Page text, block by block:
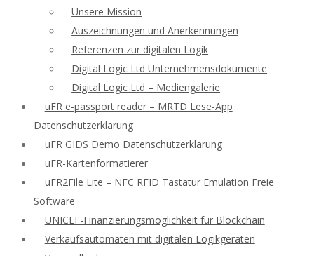
Unsere Mission
Auszeichnungen und Anerkennungen
Referenzen zur digitalen Logik
Digital Logic Ltd Unternehmensdokumente
Digital Logic Ltd – Mediengalerie
uFR e-passport reader – MRTD Lese-App
Datenschutzerklärung
uFR GIDS Demo Datenschutzerklärung
uFR-Kartenformatierer
uFR2File Lite – NFC RFID Tastatur Emulation Freie
Software
UNICEF-Finanzierungsmöglichkeit für Blockchain
Verkaufsautomaten mit digitalen Logikgeräten